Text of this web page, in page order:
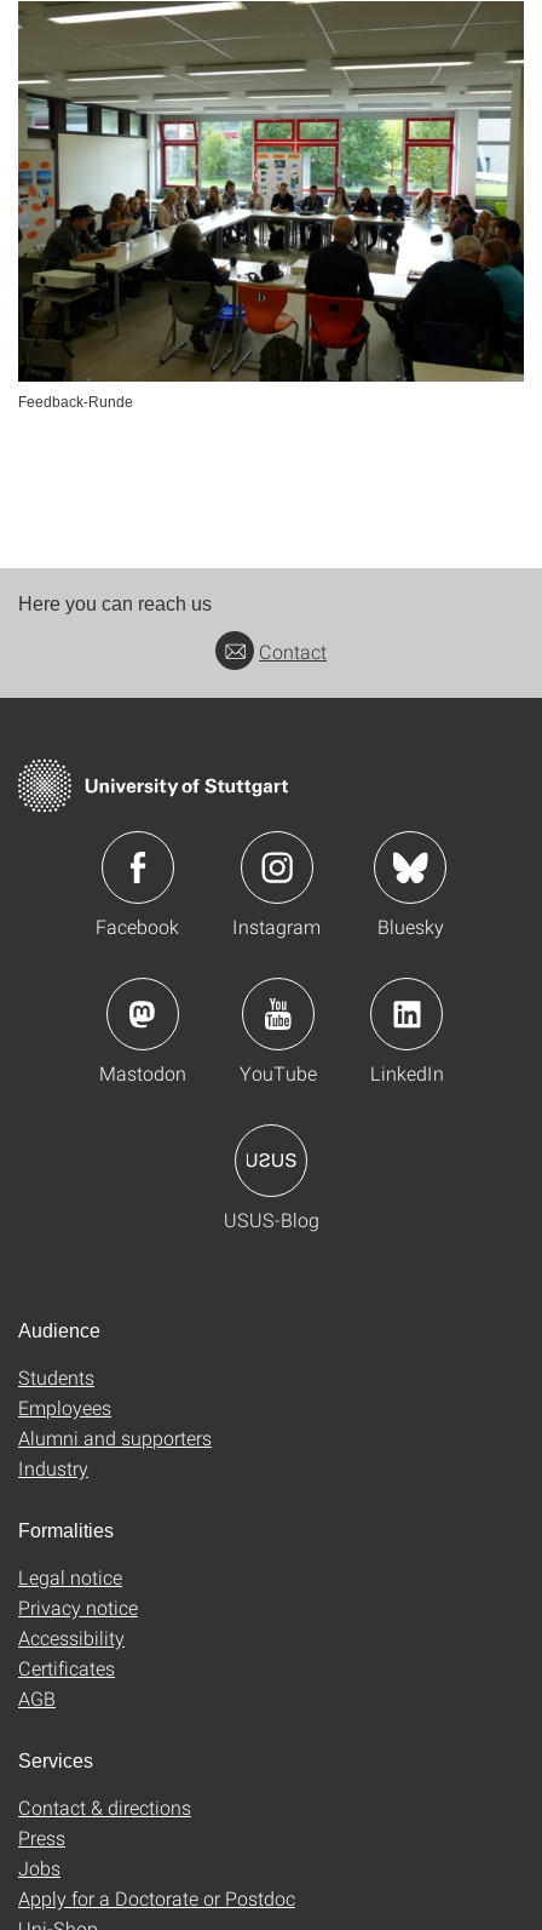
Feedback-Runde
Here you can reach us
Contact
Facebook Instagram Bluesky
Mastodon YouTube LinkedIn
USUS-Blog
Audience
Students
Employees
Alumni and supporters
Industry
Formalities
Legal notice
Privacy notice
Accessibility
Certificates
AGB
Services
Contact & directions
Press
Jobs
Apply for a Doctorate or Postdoc